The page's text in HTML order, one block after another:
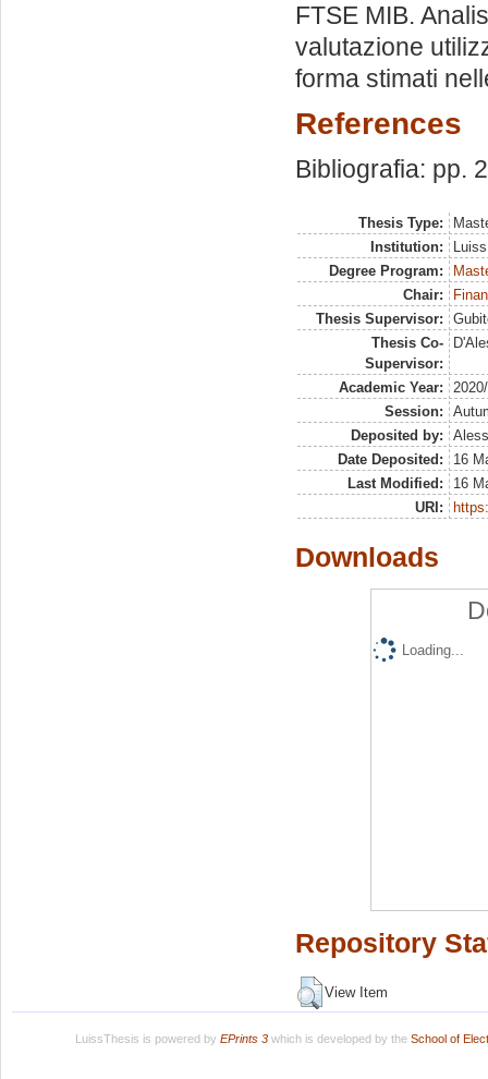
FTSE MIB.
valutazione
forma stimati
References
Bibliografia: pp.
Thesis Type:
Institution:
Degree Program:
Chair:
Thesis Supervisor:
Thesis Co-
Supervisor:
Academic Year:
Session:
Deposited by:
Date Deposited:
16
Last Modified:
16
URI:
Downloads
Loading...
Repository
View Item
LuissThesis is powered by EPrints 3which is developed by the School of